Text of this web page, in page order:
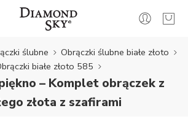
ślubne
Obrączki ślubne białe złoto
białe złoto 585
– Komplet obrączek z
złota z szafirami